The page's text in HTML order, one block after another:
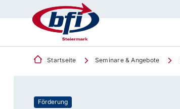
Startseite Seminare & Angebote
Förderung